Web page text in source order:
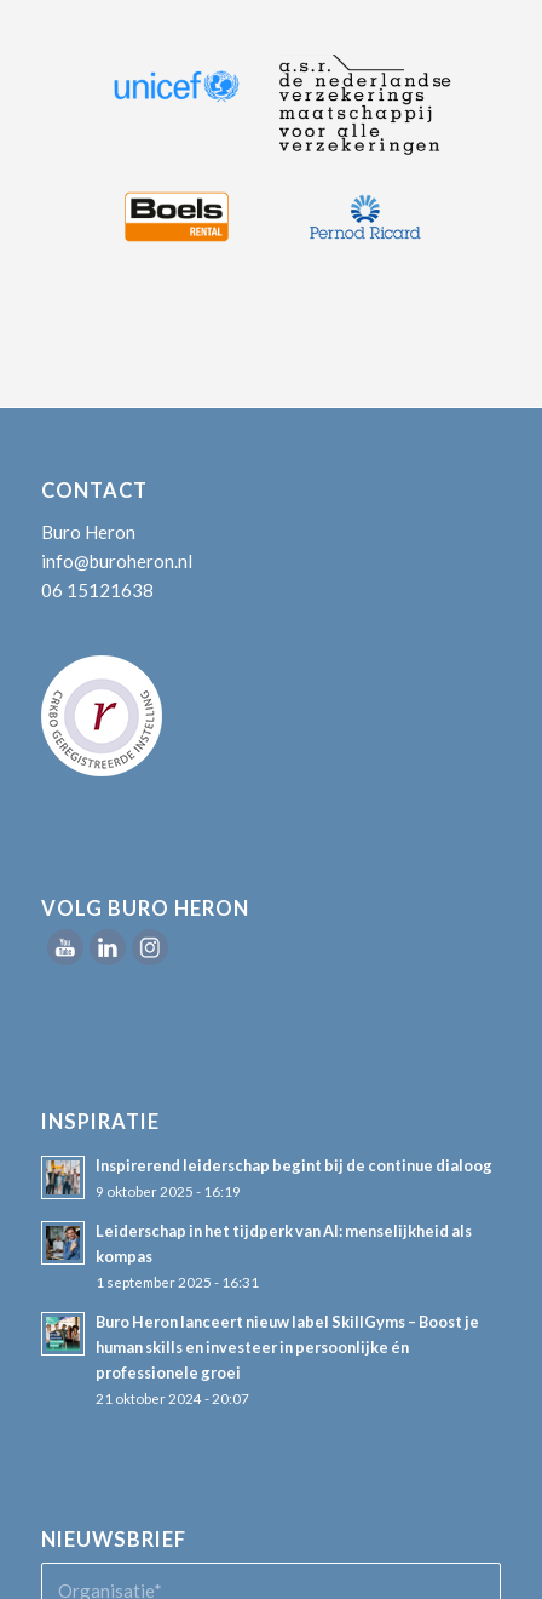
CONTACT
Buro Heron
info@buroheron.nl
06 15121638
VOLG BURO HERON
INSPIRATIE
Inspirerend leiderschap begint bij de continue dialoog
9 oktober 2025 - 16:19
Leiderschap in het tijdperk van AI: menselijkheid als
kompas
1 september 2025 - 16:31
Buro Heron lanceert nieuw label SkillGyms – Boost je
human skills en investeer in persoonlijke én
professionele groei
21 oktober 2024 - 20:07
NIEUWSBRIEF